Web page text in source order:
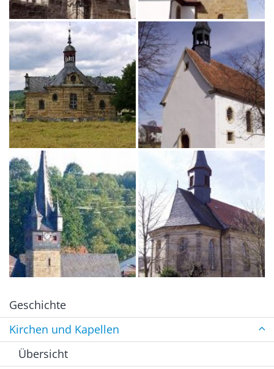
Geschichte
Kirchen und Kapellen
Übersicht